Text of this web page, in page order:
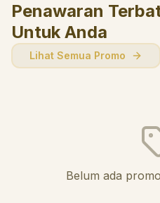
Penawaran
Untuk Anda
Lihat Semua Promo
Belum ada